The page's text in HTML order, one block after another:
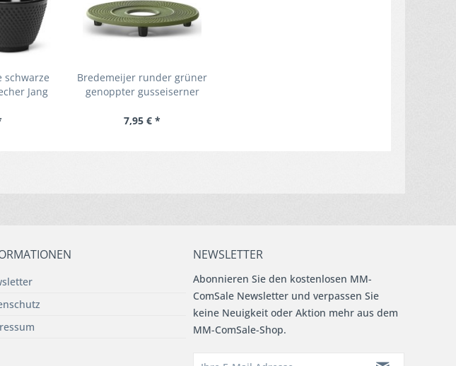
schwarze
Jang
Bredemeijer runder grüner
genoppter gusseiserner
7,95 € *
NEWSLETTER
Abonnieren Sie den kostenlosen MM-
ComSale Newsletter und verpassen Sie
keine Neuigkeit oder Aktion mehr aus dem
MM-ComSale-Shop.